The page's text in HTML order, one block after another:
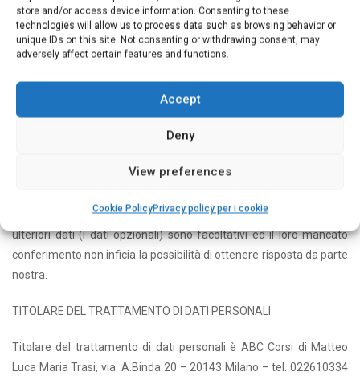
store and/or access device information. Consenting to these
technologies will allow us to process data such as browsing behavior or
unique IDs on this site. Not consenting or withdrawing consent, may
adversely affect certain features and functions.
Accept
Deny
View preferences
Cookie PolicyPrivacy policy per i cookie
perdita, anche accidentale, dei dati stessi, di accesso non
autorizzato o di trattamento non consentito o non conforme alle
finalità della raccolta. I dati non sono custoditi su internet ma
presso i nostri uffici.
NATURA DEL CONFERIMENTO E CONSEGUENZE DI UN EVENTUALE
Il conferimento dei Suoi dati (limitatamente ai dati richiesti come
risultare pregiudicata la possibilità di recapitaLe una risposta. Gli
ulteriori dati (i dati opzionali) sono facoltativi ed il loro mancato
conferimento non inficia la possibilità di ottenere risposta da parte
nostra.
TITOLARE DEL TRATTAMENTO DI DATI PERSONALI
Titolare del trattamento di dati personali è ABC Corsi di Matteo
Luca Maria Trasi, via A.Binda 20 – 20143 Milano – tel. 022610334